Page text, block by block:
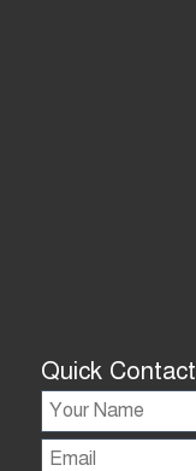
Quick Contact